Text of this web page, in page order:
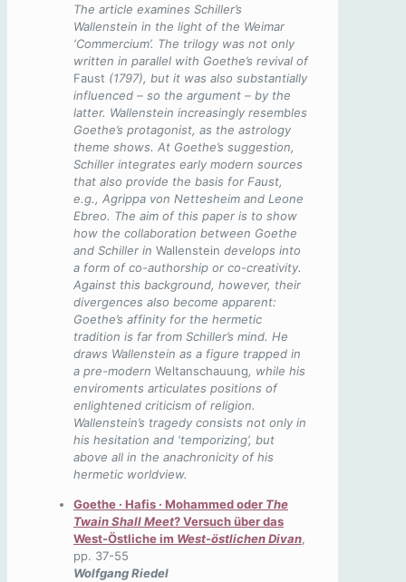
The article examines Schiller’s
Wallenstein in the light of the Weimar
‘Commercium’. The trilogy was not only
written in parallel with Goethe’s revival of
Faust (1797), but it was also substantially
influenced – so the argument – by the
latter. Wallenstein increasingly resembles
Goethe’s protagonist, as the astrology
theme shows. At Goethe’s suggestion,
Schiller integrates early modern sources
that also provide the basis for Faust,
e.g., Agrippa von Nettesheim and Leone
Ebreo. The aim of this paper is to show
how the collaboration between Goethe
and Schiller in Wallenstein develops into
a form of co-authorship or co-creativity.
Against this background, however, their
divergences also become apparent:
Goethe’s affinity for the hermetic
tradition is far from Schiller’s mind. He
draws Wallenstein as a figure trapped in
a pre-modern Weltanschauung, while his
enviroments articulates positions of
enlightened criticism of religion.
Wallenstein’s tragedy consists not only in
his hesitation and ‘temporizing’, but
above all in the anachronicity of his
hermetic worldview.
Goethe · Hafis · Mohammed oder The
Twain Shall Meet?Versuch über das
West-Östliche im West-östlichen Divan,
pp. 37-55
Wolfgang Riedel